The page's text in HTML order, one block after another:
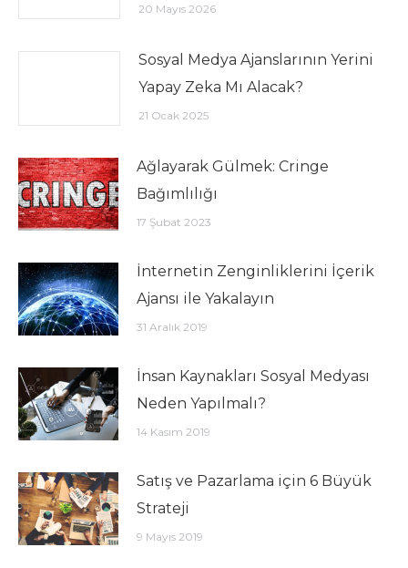
20 Mayıs 2026
Sosyal Medya Ajanslarının Yerini
Yapay Zeka Mı Alacak?
21 Ocak 2025
Ağlayarak Gülmek: Cringe
Bağımlılığı
17 Şubat 2023
İnternetin Zenginliklerini İçerik
Ajansı ile Yakalayın
31 Aralık 2019
İnsan Kaynakları Sosyal Medyası
Neden Yapılmalı?
14 Kasım 2019
Satış ve Pazarlama için 6 Büyük
Strateji
9 Mayıs 2019